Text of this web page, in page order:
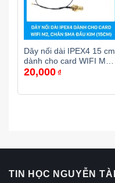
Dây nối dài IPEX4 15 cm
dành cho card WIFI M2,
chân cắm SMA đầu kim
20,000 ₫
TIN HỌC NGUYỄN TÀI